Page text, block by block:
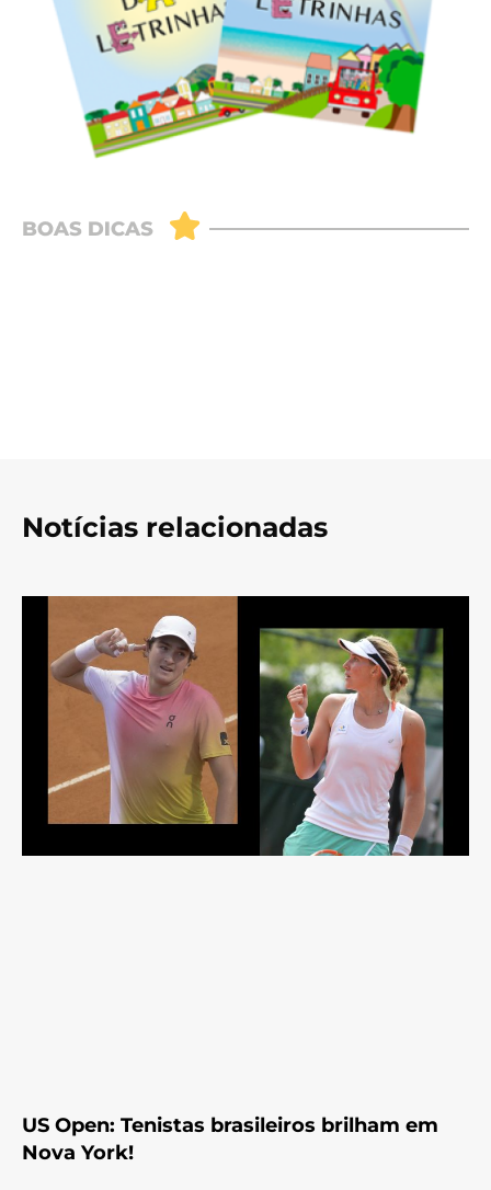
Notícias relacionadas
US Open: Tenistas brasileiros brilham em
Nova York!